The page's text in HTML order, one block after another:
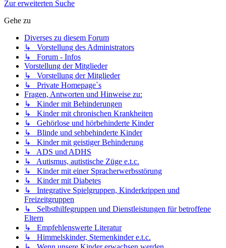
Zur erweiterten Suche
Gehe zu
Diverses zu diesem Forum
↳ Vorstellung des Administrators
↳ Forum - Infos
Vorstellung der Mitglieder
↳ Vorstellung der Mitglieder
↳ Private Homepage`s
Fragen, Antworten und Hinweise zu:
↳ Kinder mit Behinderungen
↳ Kinder mit chronischen Krankheiten
↳ Gehörlose und hörbehinderte Kinder
↳ Blinde und sehbehinderte Kinder
↳ Kinder mit geistiger Behinderung
↳ ADS und ADHS
↳ Autismus, autistische Züge e.t.c.
↳ Kinder mit einer Spracherwerbsstörung
↳ Kinder mit Diabetes
↳ Integrative Spielgruppen, Kinderkrippen und
Freizeitgruppen
↳ Selbsthilfegruppen und Dienstleistungen für betroffene
Eltern
↳ Empfehlenswerte Literatur
↳ Himmelskinder, Sternenkinder e.t.c.